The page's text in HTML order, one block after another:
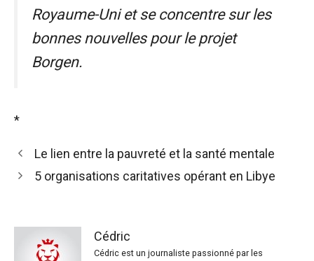
Royaume-Uni et se concentre sur les
bonnes nouvelles pour le projet
Borgen.
*
Le lien entre la pauvreté et la santé mentale
5 organisations caritatives opérant en Libye
Cédric
Cédric est un journaliste passionné par les